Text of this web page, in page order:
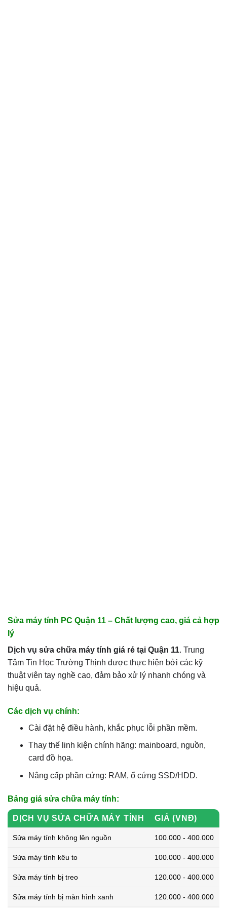
Sửa máy tính PC Quận 11 – Chất lượng cao, giá cả hợp
lý
Dịch vụ sửa chữa máy tính giá rẻ tại Quận 11. Trung
Tâm Tin Học Trường Thịnh được thực hiện bởi các kỹ
thuật viên tay nghề cao, đảm bảo xử lý nhanh chóng và
hiệu quả.
Các dịch vụ chính:
Cài đặt hệ điều hành, khắc phục lỗi phần mềm.
Thay thế linh kiện chính hãng: mainboard, nguồn,
card đồ họa.
Nâng cấp phần cứng: RAM, ổ cứng SSD/HDD.
Bảng giá sửa chữa máy tính:
DỊCH VỤ SỬA CHỮA MÁY TÍNH GIÁ (VNĐ)
Sửa máy tính không lên nguồn 100.000 - 400.000
Sửa máy tính kêu to 100.000 - 400.000
Sửa máy tính bị treo 120.000 - 400.000
Sửa máy tính bị màn hình xanh 120.000 - 400.000